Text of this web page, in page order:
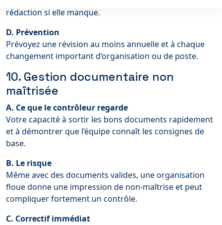
rédaction si elle manque.
D. Prévention
Prévoyez une révision au moins annuelle et à chaque
changement important d’organisation ou de poste.
10. Gestion documentaire non
maîtrisée
A. Ce que le contrôleur regarde
Votre capacité à sortir les bons documents rapidement
et à démontrer que l’équipe connaît les consignes de
base.
B. Le risque
Même avec des documents valides, une organisation
floue donne une impression de non-maîtrise et peut
compliquer fortement un contrôle.
C. Correctif immédiat